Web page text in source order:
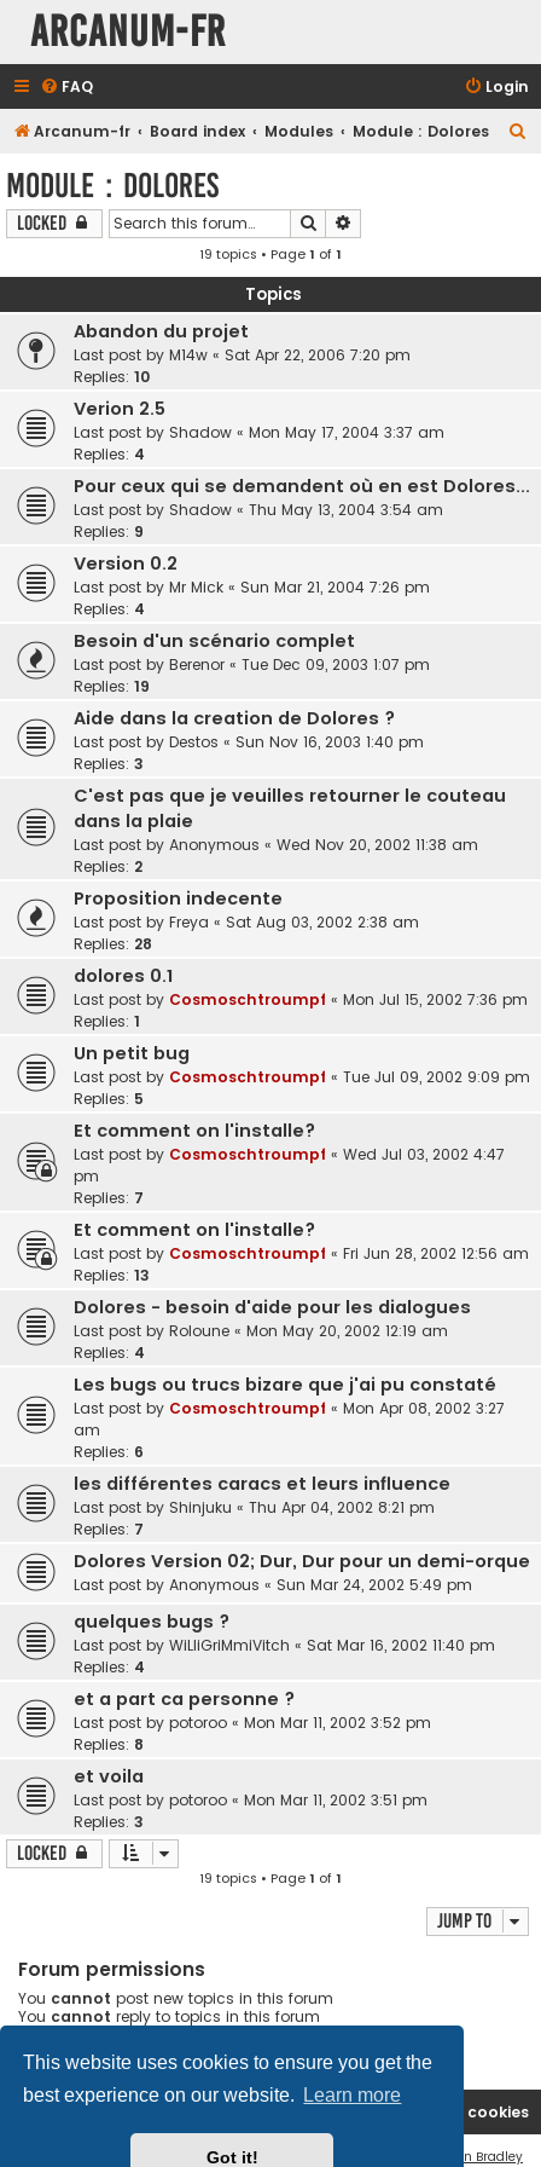
This website uses cookies to ensure you get the
best experience on our website.
Learn more
Got it!
Arcanum-fr
FAQ Login
Arcanum-fr Board index Modules Module : Dolores
Module : Dolores
Locked Search
19 topics • Page1 of1
Topics
Abandon du projet
Last post by M14w « Sat Apr 22, 2006 7:20 pm
Replies: 10
Verion 2.5
Last post by Shadow « Mon May 17, 2004 3:37 am
Replies: 4
Pour ceux qui se demandent où en est Dolores...
Last post by Shadow « Thu May 13, 2004 3:54 am
Replies: 9
Version 0.2
Last post by Mr Mick « Sun Mar 21, 2004 7:26 pm
Replies: 4
Besoin d'un scénario complet
Last post by Berenor « Tue Dec 09, 2003 1:07 pm
Replies: 19
Aide dans la creation de Dolores ?
Last post by Destos « Sun Nov 16, 2003 1:40 pm
Replies: 3
C'est pas que je veuilles retourner le couteau
dans la plaie
Last post by Anonymous « Wed Nov 20, 2002 11:38 am
Replies: 2
Proposition indecente
Last post by Freya « Sat Aug 03, 2002 2:38 am
Replies: 28
dolores 0.1
Last post by Cosmoschtroumpf « Mon Jul 15, 2002 7:36 pm
Replies: 1
Un petit bug
Last post by Cosmoschtroumpf « Tue Jul 09, 2002 9:09 pm
Replies: 5
Et comment on l'installe?
Last post by Cosmoschtroumpf « Wed Jul 03, 2002 4:47
pm
Replies: 7
Et comment on l'installe?
Last post by Cosmoschtroumpf « Fri Jun 28, 2002 12:56 am
Replies: 13
Dolores - besoin d'aide pour les dialogues
Last post by Roloune « Mon May 20, 2002 12:19 am
Replies: 4
Les bugs ou trucs bizare que j'ai pu constaté
Last post by Cosmoschtroumpf « Mon Apr 08, 2002 3:27
am
Replies: 6
les différentes caracs et leurs influence
Last post by Shinjuku « Thu Apr 04, 2002 8:21 pm
Replies: 7
Dolores Version 02; Dur, Dur pour un demi-orque
Last post by Anonymous « Sun Mar 24, 2002 5:49 pm
quelques bugs ?
Last post by WiLliGriMmiVitch « Sat Mar 16, 2002 11:40 pm
Replies: 4
et a part ca personne ?
Last post by potoroo « Mon Mar 11, 2002 3:52 pm
Replies: 8
et voila
Last post by potoroo « Mon Mar 11, 2002 3:51 pm
Replies: 3
Locked
19 topics • Page1 of1
Jump to
Forum permissions
You cannot post new topics in this forum
You cannot reply to topics in this forum
You cannot delete your posts in this forum
Arcanum-fr Delete cookies
Ian Bradley